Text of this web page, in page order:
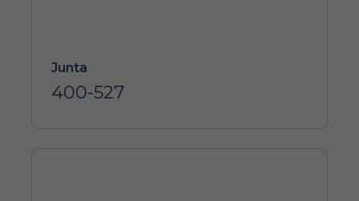
Junta
400-527